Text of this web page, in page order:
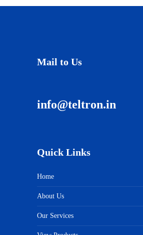
Mail to Us
info@teltron.in
Quick Links
Home
About Us
Our Services